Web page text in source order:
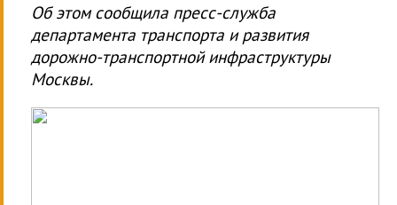
Об этом сообщила пресс-служба
департамента транспорта и развития
дорожно-транспортной инфраструктуры
Москвы.